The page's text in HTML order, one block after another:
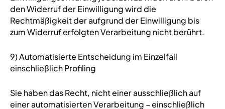
den Widerruf der Einwilligung wird die
Rechtmäßigkeit der aufgrund der Einwilligung bis
zum Widerruf erfolgten Verarbeitung nicht berührt.
9) Automatisierte Entscheidung im Einzelfall
einschließlich Profiling
Sie haben das Recht, nicht einer ausschließlich auf
einer automatisierten Verarbeitung – einschließlich